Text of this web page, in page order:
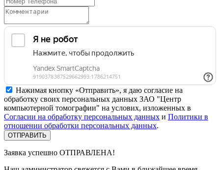
Нажимая кнопку «Отправить», я даю согласие на
обработку своих персональных данных ЗАО "Центр
компьютерной томографии" на услових, изложенных в
Согласии на обработку персональных данных и Политики в
отношении обработки персональных данных.
Заявка успешно ОТПРАВЛЕНА!